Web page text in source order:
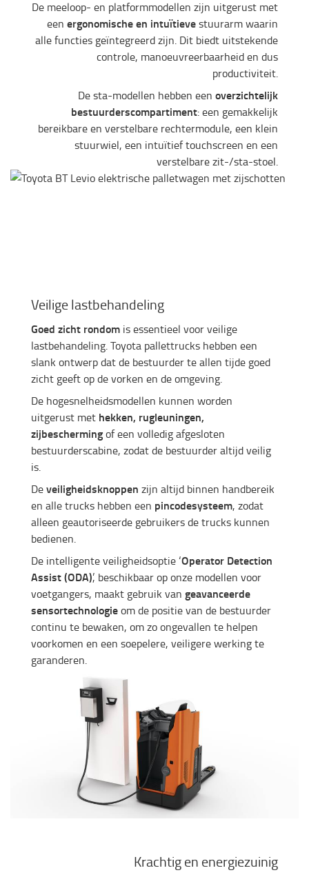
De meeloop- en platformmodellen zijn uitgerust met
een ergonomische en intuïtievestuurarm waarin
alle functies geïntegreerd zijn. Dit biedt uitstekende
controle, manoeuvreerbaarheid en dus
productiviteit.
De sta-modellen hebben een overzichtelijk
bestuurderscompartiment: een gemakkelijk
bereikbare en verstelbare rechtermodule, een klein
stuurwiel, een intuïtief touchscreen en een
verstelbare zit-/sta-stoel.
Veilige lastbehandeling
Goed zicht rondom is essentieel voor veilige
lastbehandeling. Toyota pallettrucks hebben een
slank ontwerp dat de bestuurder te allen tijde goed
zicht geeft op de vorken en de omgeving.
De hogesnelheidsmodellen kunnen worden
uitgerust met hekken, rugleuningen,
zijbeschermingof een volledig afgesloten
bestuurderscabine, zodat de bestuurder altijd veilig
is.
Deveiligheidsknoppen zijn altijd binnen handbereik
en alle trucks hebben een pincodesysteem, zodat
alleen geautoriseerde gebruikers de trucks kunnen
bedienen.
De intelligente veiligheidsoptie ‘Operator Detection
Assist (ODA)’, beschikbaar op onze modellen voor
voetgangers, maakt gebruik van geavanceerde
sensortechnologieom de positie van de bestuurder
continu te bewaken, om zo ongevallen te helpen
voorkomen en een soepelere, veiligere werking te
garanderen.
Krachtig en energiezuinig